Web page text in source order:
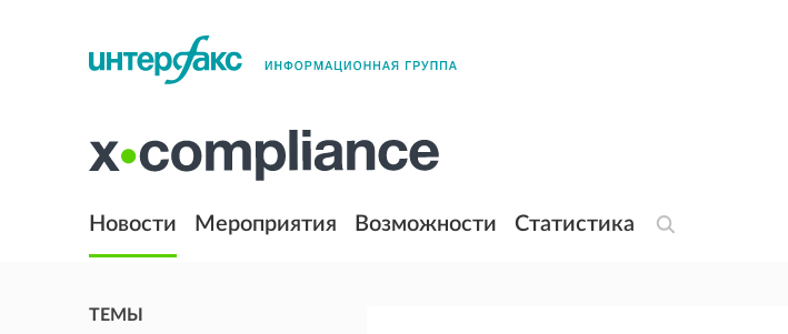
Новости Мероприятия Возможности Статистика
ТЕМЫ